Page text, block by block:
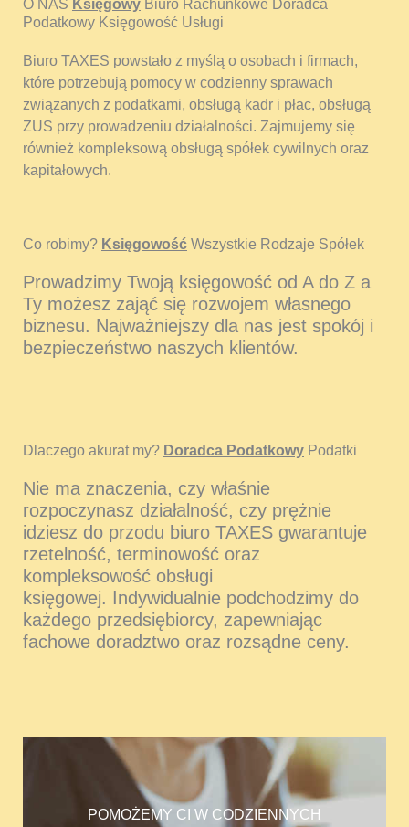
O NAS Księgowy Biuro Rachunkowe Doradca
Podatkowy Księgowość Usługi
Biuro TAXES powstało z myślą o osobach i firmach,
które potrzebują pomocy w codzienny sprawach
związanych z podatkami, obsługą kadr i płac, obsługą
ZUS przy prowadzeniu działalności. Zajmujemy się
również kompleksową obsługą spółek cywilnych oraz
kapitałowych.
Co robimy? Księgowość Wszystkie Rodzaje Spółek
Prowadzimy Twoją księgowość od A do Z a
Ty możesz zająć się rozwojem własnego
biznesu. Najważniejszy dla nas jest spokój i
bezpieczeństwo naszych klientów.
Dlaczego akurat my? Doradca Podatkowy Podatki
Nie ma znaczenia, czy właśnie
rozpoczynasz działalność, czy prężnie
idziesz do przodu biuro TAXES gwarantuje
rzetelność, terminowość oraz
kompleksowość obsługi
księgowej. Indywidualnie podchodzimy do
każdego przedsiębiorcy, zapewniając
fachowe doradztwo oraz rozsądne ceny.
POMOŻEMY CI W CODZIENNYCH